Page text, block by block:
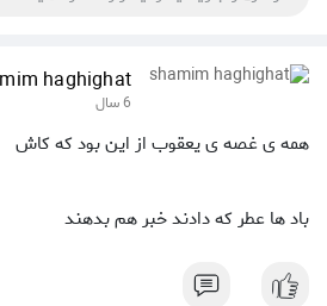
haghighat
6 سال
همه ی غصه ی یعقوب از این بود که کاش
باد ها عطر که دادند خبر هم بدهند